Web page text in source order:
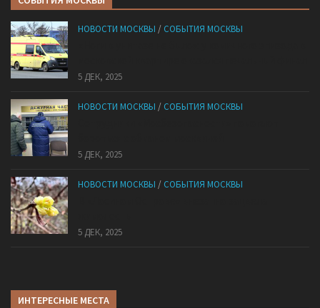
НОВОСТИ МОСКВЫ / СОБЫТИЯ МОСКВЫ
5 ДЕК, 2025
НОВОСТИ МОСКВЫ / СОБЫТИЯ МОСКВЫ
5 ДЕК, 2025
НОВОСТИ МОСКВЫ / СОБЫТИЯ МОСКВЫ
5 ДЕК, 2025
ИНТЕРЕСНЫЕ МЕСТА